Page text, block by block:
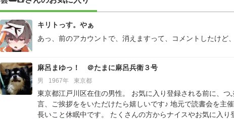
120
キリトっす。やぁ
あっ、前のアカウントで、消えますって、コメントしたけど
麻呂まゆっ！ ＠たまに麻呂兵衛３号
男 1967年 東京都
東京都江戸川区在住の男性。
お気に入り登録される前に、
言、ご挨拶ををいただけたら嬉しいです♪ 地元で読書会を主
長いこと休眠中です。
たくさんの方からナイスやお気に入り